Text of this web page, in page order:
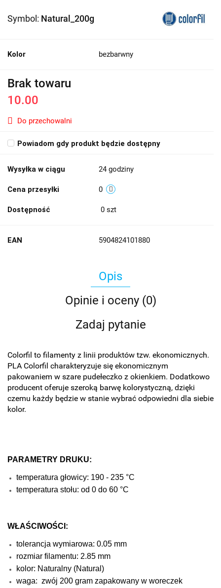
Symbol: Natural_200g
Kolor bezbarwny
Brak towaru
10.00
Do przechowalni
Powiadom gdy produkt będzie dostępny
Wysyłka w ciągu 24 godziny
Cena przesyłki 0
Dostępność 0 szt
EAN 5904824101880
Opis
Opinie i oceny (0)
Zadaj pytanie
Colorfil to filamenty z linii produktów tzw. ekonomicznych.
PLA Colorfil charakteryzuje się ekonomicznym
pakowaniem w szare pudełeczko z okienkiem. Dodatkowo
producent oferuje szeroką barwę kolorystyczną, dzięki
czemu każdy będzie w stanie wybrać odpowiedni dla siebie
kolor.
PARAMETRY DRUKU:
temperatura głowicy: 190 - 235 °C
temperatura stołu: od 0 do 60 °C
WŁAŚCIWOŚCI:
tolerancja wymiarowa: 0.05 mm
rozmiar filamentu: 2.85 mm
kolor: Naturalny (Natural)
waga: zwój 200 gram zapakowany w woreczek